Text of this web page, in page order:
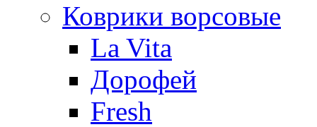
Коврики ворсовые
La Vita
Дорофей
Fresh